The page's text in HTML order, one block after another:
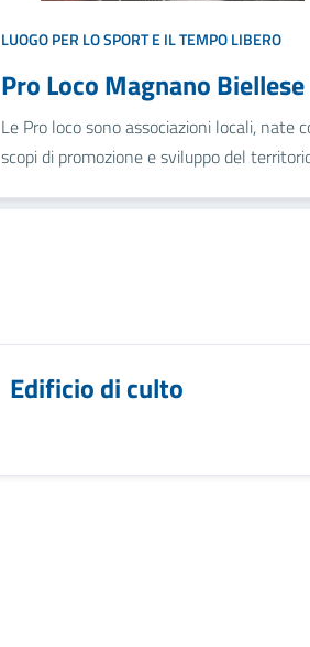
LUOGO PER LO SPORT E IL TEMPO LIBERO
Pro Loco Magnano Biellese
Le Pro loco sono associazioni locali, nate
scopi di promozione e sviluppo del
Edificio di culto